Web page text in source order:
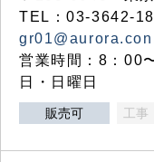
TEL：03-3642-
営業時間：8：00
日・日曜日
販売可 工事